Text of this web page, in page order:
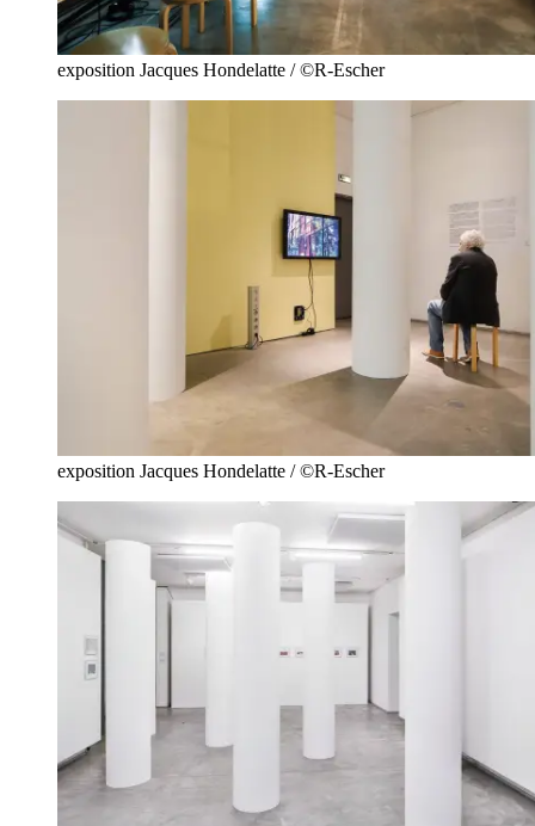
exposition Jacques Hondelatte / ©R-Escher
exposition Jacques Hondelatte / ©R-Escher